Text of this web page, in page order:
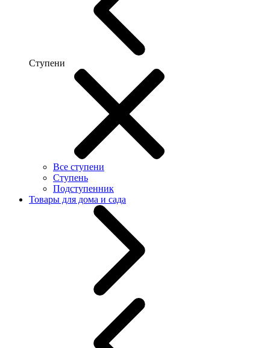
Ступени
Все ступени
Ступень
Подступенник
Товары для дома и сада